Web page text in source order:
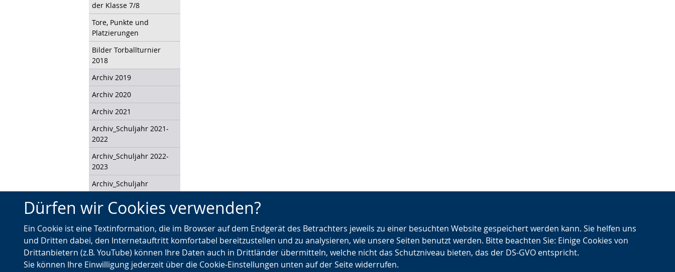
Dürfen wir Cookies verwenden?
Ein Cookie ist eine Textinformation, die im Browser auf dem Endgerät des Betrachters jeweils zu einer besuchten Website gespeichert werden kann. Sie helfen uns
und Dritten dabei, den Internetauftritt komfortabel bereitzustellen und zu analysieren, wie unsere Seiten benutzt werden. Bitte beachten Sie: Einige Cookies von
Drittanbietern (z.B. YouTube) können Ihre Daten auch in Drittländer übermitteln, welche nicht das Schutzniveau bieten, das der DS-GVO entspricht.
Sie können Ihre Einwilligung jederzeit über die Cookie-Einstellungen unten auf der Seite widerrufen.
der Klasse 7/8
Tore, Punkte und
Platzierungen
Bilder Torballturnier
2018
Archiv 2019
Archiv 2020
Archiv 2021
Archiv_Schuljahr 2021-
2022
Archiv_Schuljahr 2022-
2023
Archiv_Schuljahr
2023_24
Archiv_Schuljahr
Impressum
Datenschutz